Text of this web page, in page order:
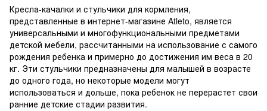
Кресла-качалки и стульчики для кормления,
представленные в интернет-магазине Atleto, является
универсальными и многофункциональными предметами
детской мебели, рассчитанными на использование с самого
рождения ребенка и примерно до достижения им веса в 20
кг. Эти стульчики предназначены для малышей в возрасте
до одного года, но некоторые модели могут
использоваться и дольше, пока ребенок не перерастет свои
ранние детские стадии развития.